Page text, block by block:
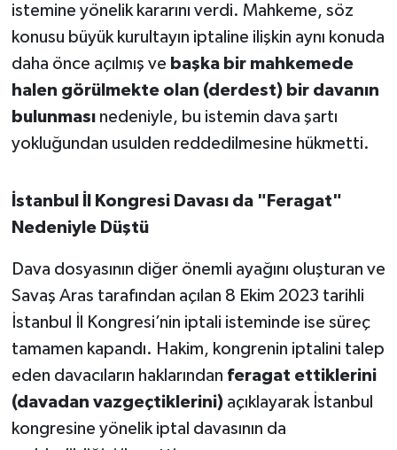
istemine yönelik kararını verdi. Mahkeme, söz
konusu büyük kurultayın iptaline ilişkin aynı konuda
daha önce açılmış ve başka bir mahkemede
halen görülmekte olan (derdest) bir davanın
bulunmasınedeniyle, bu istemin dava şartı
yokluğundan usulden reddedilmesine hükmetti.
İstanbul İl Kongresi Davası da "Feragat"
Nedeniyle Düştü
Dava dosyasının diğer önemli ayağını oluşturan ve
Savaş Aras tarafından açılan 8 Ekim 2023 tarihli
İstanbul İl Kongresi’nin iptali isteminde ise süreç
tamamen kapandı. Hakim, kongrenin iptalini talep
eden davacıların haklarından feragat ettiklerini
(davadan vazgeçtiklerini)açıklayarak İstanbul
kongresine yönelik iptal davasının da
SPOR
SÜRMANŞET
Susurluk
TEKNOLOJİ
TÜRKİYE
VİZYONDAKİLER
YAŞAM